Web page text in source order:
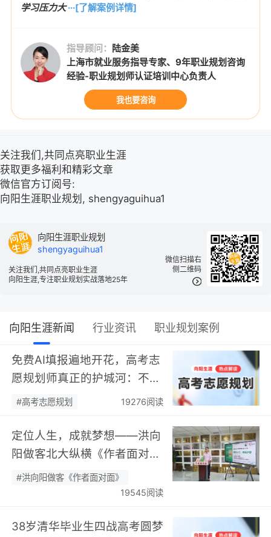
学习压力大 ···[了解案例详情]
指导顾问： 陆金美
上海市就业服务指导专家、9年职业规划咨询
经验-职业规划师认证培训中心负责人
我也要咨询
关注我们,共同点亮职业生涯
获取更多福利和精彩文章
微信官方订阅号:
向阳生涯职业规划, shengyaguihua1
微信扫描右
侧二维码
向阳生涯职业规划
shengyaguihua1
关注我们,共同点亮职业生涯
向阳生涯,专注职业规划实战落地25年
向阳生涯新闻 行业资讯 职业规划案例
免费AI填报遍地开花，高考志
愿规划师真正的护城河：不靠
数据，靠“人”…
#高考志愿规划 19276阅读
定位人生，成就梦想——洪向
阳做客北大纵横《作者面对
面》开展职业规划专题分享…
#洪向阳做客《作者面对面》
19545阅读
38岁清华毕业生四战高考圆梦